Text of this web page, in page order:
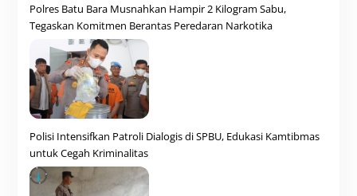
Polres Batu Bara Musnahkan Hampir 2 Kilogram Sabu,
Tegaskan Komitmen Berantas Peredaran Narkotika
Polisi Intensifkan Patroli Dialogis di SPBU, Edukasi Kamtibmas
untuk Cegah Kriminalitas